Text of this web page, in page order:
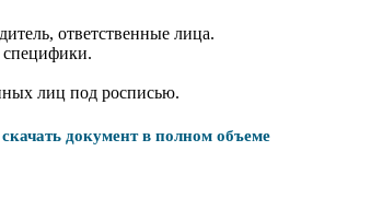
ответственные лица.
специфики.
лиц под росписью.
документ в полном объеме